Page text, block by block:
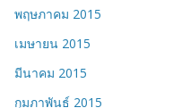
พฤษภาคม 2015
เมษายน 2015
มีนาคม 2015
กุมภาพันธ์ 2015